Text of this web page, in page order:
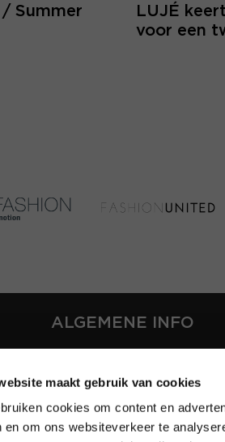
maakt gebruik van cookies
cookies om content en
en om ons websiteverkeer te
Summer
LUJÉ
voor een
ALGEMENE INFO
CONTACT
PARTNERS
ADVERTEREN